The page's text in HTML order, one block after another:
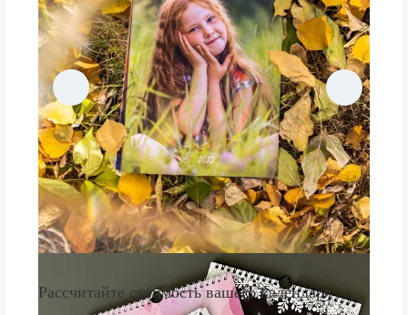
Рассчитайте стоимость вашего календаря